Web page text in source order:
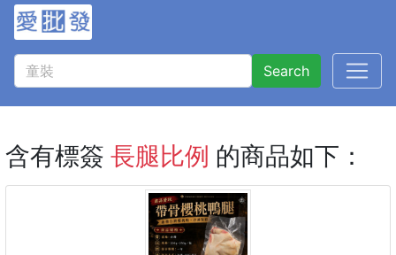
Search
含有標簽 長腿比例 的商品如下：